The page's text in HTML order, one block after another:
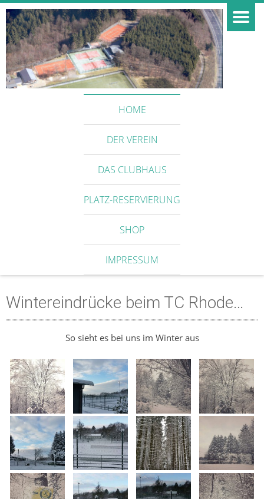
HOME
DER VEREIN
DAS CLUBHAUS
PLATZ-RESERVIERUNG
SHOP
IMPRESSUM
Wintereindrücke beim TC Rhode…
So sieht es bei uns im Winter aus